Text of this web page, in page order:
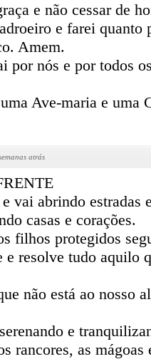
e não cessar de
e farei quanto
Amem.
por nós e por todos
Ave-maria e uma
atrás
vai abrindo estradas
casas e corações.
filhos protegidos
e resolve tudo aquilo
não está ao nosso
e
rancores, as mágoas